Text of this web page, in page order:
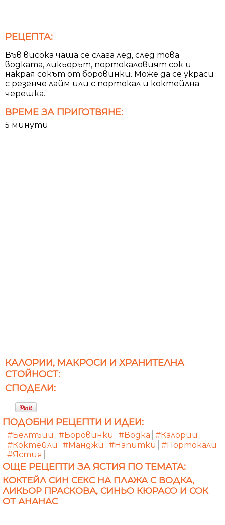
РЕЦЕПТА:
Във висока чаша се слага лед, след това
водката, ликьорът, портокаловият сок и
накрая сокът от боровинки. Може да се украси
с резенче лайм или с портокал и коктейлна
черешка.
ВРЕМЕ ЗА ПРИГОТВЯНЕ:
5 минути
КАЛОРИИ, МАКРОСИ И ХРАНИТЕЛНА
СТОЙНОСТ:
СПОДЕЛИ:
ПОДОБНИ РЕЦЕПТИ И ИДЕИ:
#Белтъци #Боровинки #Водка #Калории
#Коктейли
#Манджи #Напитки
#Портокали
#Ястия
ОЩЕ РЕЦЕПТИ ЗА ЯСТИЯ ПО ТЕМАТА:
КОКТЕЙЛ СИН СЕКС НА ПЛАЖА С ВОДКА,
ЛИКЬОР ПРАСКОВА, СИНЬО КЮРАСО И СОК
ОТ АНАНАС